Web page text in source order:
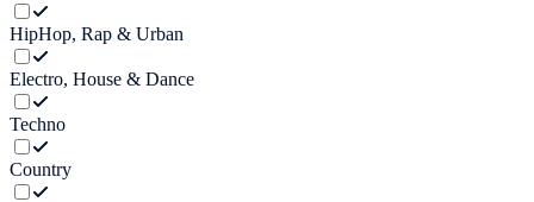
HipHop, Rap & Urban
Electro, House & Dance
Techno
Country